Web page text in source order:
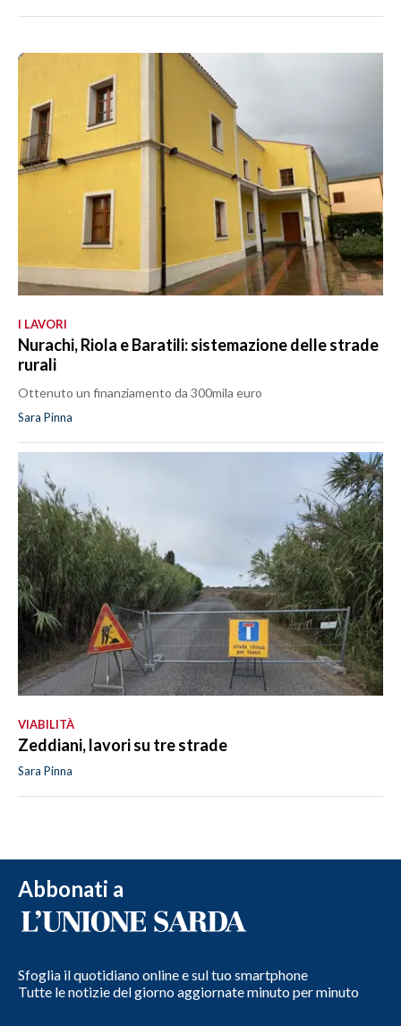
I LAVORI
Nurachi, Riola e Baratili: sistemazione delle strade
rurali
Ottenuto un finanziamento da 300mila euro
Sara Pinna
VIABILITÀ
Zeddiani, lavori su tre strade
Sara Pinna
Abbonati a
Sfoglia il quotidiano online e sul tuo smartphone
Tutte le notizie del giorno aggiornate minuto per minuto